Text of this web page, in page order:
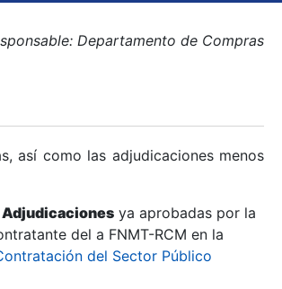
Departamento de Compras
así como las adjudicaciones menos
Adjudicaciones ya aprobadas por la
del a FNMT-RCM en la
del Sector Público